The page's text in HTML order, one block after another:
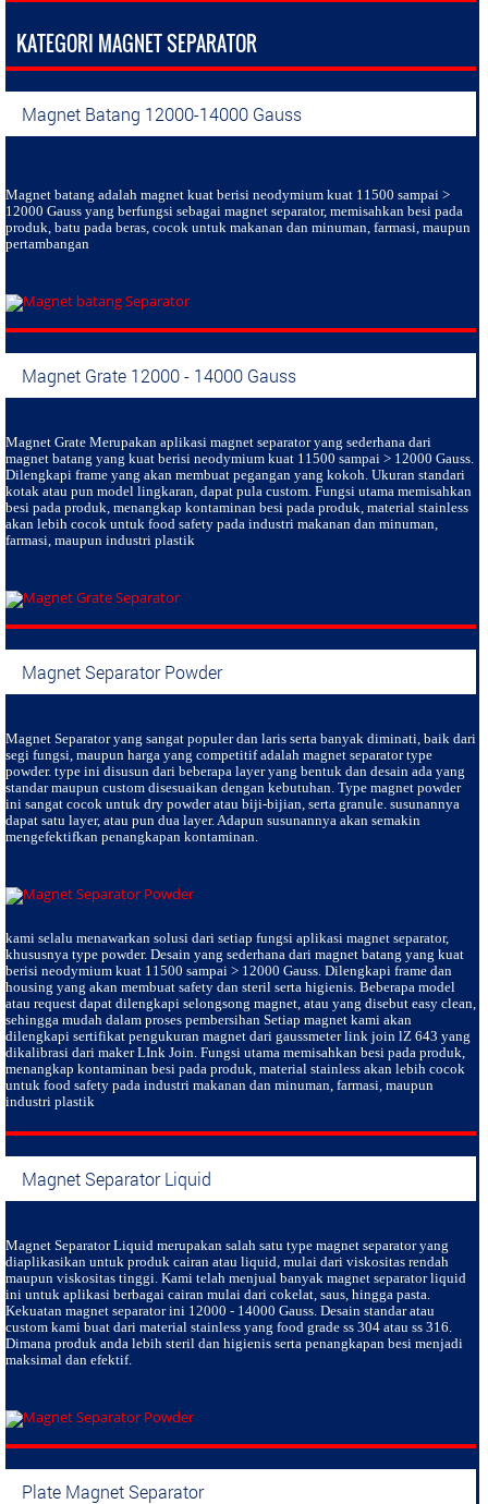
KATEGORI MAGNET SEPARATOR
Magnet Batang 12000-14000 Gauss
Magnet batang adalah magnet kuat berisi neodymium kuat 11500 sampai >
12000 Gauss yang berfungsi sebagai magnet separator, memisahkan besi pada
produk, batu pada beras, cocok untuk makanan dan minuman, farmasi, maupun
pertambangan
Magnet Grate 12000 - 14000 Gauss
Magnet Grate Merupakan aplikasi magnet separator yang sederhana dari
magnet batang yang kuat berisi neodymium kuat 11500 sampai > 12000 Gauss.
Dilengkapi frame yang akan membuat pegangan yang kokoh. Ukuran standari
kotak atau pun model lingkaran, dapat pula custom. Fungsi utama memisahkan
besi pada produk, menangkap kontaminan besi pada produk, material stainless
akan lebih cocok untuk food safety pada industri makanan dan minuman,
farmasi, maupun industri plastik
Magnet Separator Powder
Magnet Separatoryang sangat populer dan laris serta banyak diminati, baik dari
segi fungsi, maupun harga yang competitif adalah magnet separator type
powder. type ini disusun dari beberapa layer yang bentuk dan desain ada yang
standar maupun custom disesuaikan dengan kebutuhan. Type magnet powder
ini sangat cocok untuk dry powder atau biji-bijian, serta granule. susunannya
dapat satu layer, atau pun dua layer. Adapun susunannya akan semakin
mengefektifkan penangkapan kontaminan.
kami selalu menawarkan solusi dari setiap fungsi aplikasi magnet separator,
khususnya type powder. Desain yang sederhana dari magnet batang yang kuat
berisi neodymium kuat 11500 sampai > 12000 Gauss. Dilengkapi frame dan
housing yang akan membuat safety dan steril serta higienis. Beberapa model
atau request dapat dilengkapi selongsong magnet, atau yang disebut easy clean,
sehingga mudah dalam proses pembersihan Setiap magnet kami akan
dilengkapi sertifikat pengukuran magnet dari gaussmeter link join lZ 643 yang
dikalibrasi dari maker LInk Join. Fungsi utama memisahkan besi pada produk,
menangkap kontaminan besi pada produk, material stainless akan lebih cocok
untuk food safety pada industri makanan dan minuman, farmasi, maupun
industri plastik
Magnet Separator Liquid
Magnet Separator Liquid merupakan salah satu type magnet separator yang
diaplikasikan untuk produk cairan atau liquid, mulai dari viskositas rendah
maupun viskositas tinggi. Kami telah menjual banyak magnet separator liquid
ini untuk aplikasi berbagai cairan mulai dari cokelat, saus, hingga pasta.
Kekuatan magnet separator ini 12000 - 14000 Gauss. Desain standar atau
custom kami buat dari material stainless yang food grade ss 304 atau ss 316.
Dimana produk anda lebih steril dan higienis serta penangkapan besi menjadi
maksimal dan efektif.
Plate Magnet Separator